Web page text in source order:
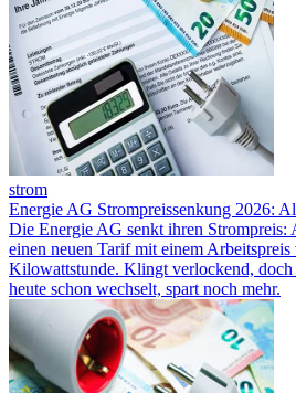
strom
Energie AG Strompreissenkung 2026:
Die Energie AG senkt ihren Strompreis:
einen neuen Tarif mit einem
Kilowattstunde. Klingt verlockend,
heute schon wechselt, spart noch mehr.